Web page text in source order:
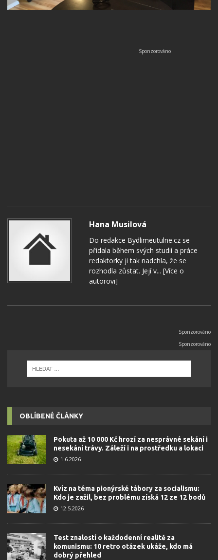
Hana Musilová
Do redakce Bydlimeutulne.cz se
přidala během svých studií a práce
redaktorky ji tak nadchla, že se
rozhodla zůstat. Její v... [Více o
autorovi]
OBLÍBENÉ ČLÁNKY
Pokuta až 10 000 Kč hrozí za nesprávné sekání i
nesekání trávy. Záleží i na prostředku a lokaci
1.6.2026
Kvíz na téma pionýrské tábory za socialismu:
Kdo je zažil, bez problému získá 12 ze 12 bodů
12.5.2026
Test znalostí o každodenní realitě za
komunismu: 10 retro otázek ukáže, kdo má
dobrý přehled